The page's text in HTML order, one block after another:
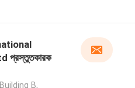
প্রস্তুতকারক
B,